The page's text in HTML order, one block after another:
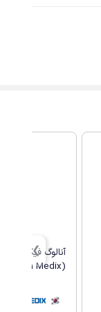
آنالوگ فیکسچر
(Sewon Medix)